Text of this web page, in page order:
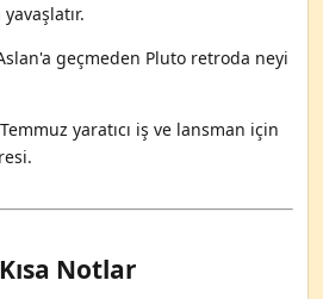
geçmeden Pluto retroda neyi
yaratıcı iş ve lansman için
Notlar